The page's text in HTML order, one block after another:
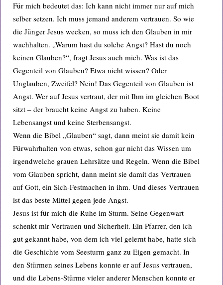
Für mich bedeutet das: Ich kann nicht immer nur auf mich
selber setzen. Ich muss jemand anderem vertrauen. So wie
die Jünger Jesus wecken, so muss ich den Glauben in mir
wachhalten. „Warum hast du solche Angst? Hast du noch
keinen Glauben?“, fragt Jesus auch mich. Was ist das
Gegenteil von Glauben? Etwa nicht wissen? Oder
Unglauben, Zweifel? Nein! Das Gegenteil von Glauben ist
Angst. Wer auf Jesus vertraut, der mit Ihm im gleichen Boot
sitzt – der braucht keine Angst zu haben. Keine
Lebensangst und keine Sterbensangst.
Wenn die Bibel „Glauben“ sagt, dann meint sie damit kein
Fürwahrhalten von etwas, schon gar nicht das Wissen um
irgendwelche grauen Lehrsätze und Regeln. Wenn die Bibel
vom Glauben spricht, dann meint sie damit das Vertrauen
auf Gott, ein Sich-Festmachen in ihm. Und dieses Vertrauen
ist das beste Mittel gegen jede Angst.
Jesus ist für mich die Ruhe im Sturm. Seine Gegenwart
schenkt mir Vertrauen und Sicherheit. Ein Pfarrer, den ich
gut gekannt habe, von dem ich viel gelernt habe, hatte sich
die Geschichte vom Seesturm ganz zu Eigen gemacht. In
den Stürmen seines Lebens konnte er auf Jesus vertrauen,
und die Lebens-Stürme vieler anderer Menschen konnte er